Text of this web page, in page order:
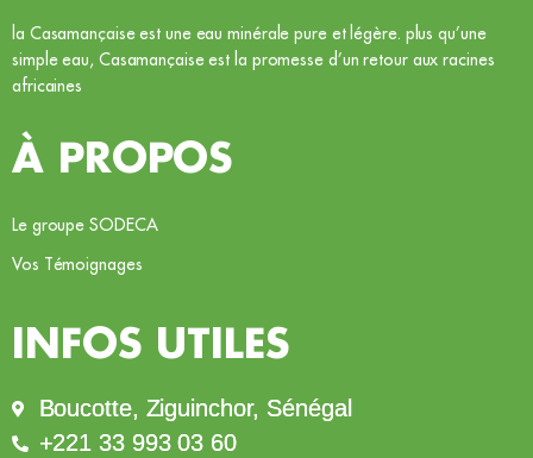
la Casamançaise est une eau minérale pure et légère. plus qu’une
simple eau, Casamançaise est la promesse d’un retour aux racines
africaines
À PROPOS
Le groupe SODECA
Vos Témoignages
INFOS UTILES
Boucotte, Ziguinchor, Sénégal
+221 33 993 03 60